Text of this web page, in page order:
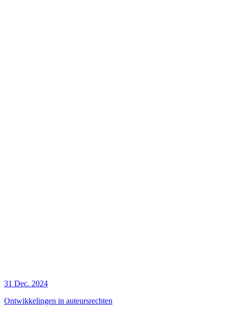
31 Dec. 2024
Ontwikkelingen in auteursrechten